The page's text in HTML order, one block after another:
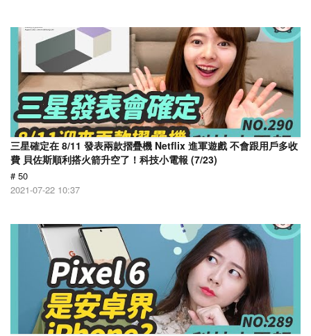
三星確定在 8/11 發表兩款摺疊機 Netflix 進軍遊戲 不會跟用戶多收
費 貝佐斯順利搭火箭升空了！科技小電報 (7/23)
# 50
2021-07-22 10:37